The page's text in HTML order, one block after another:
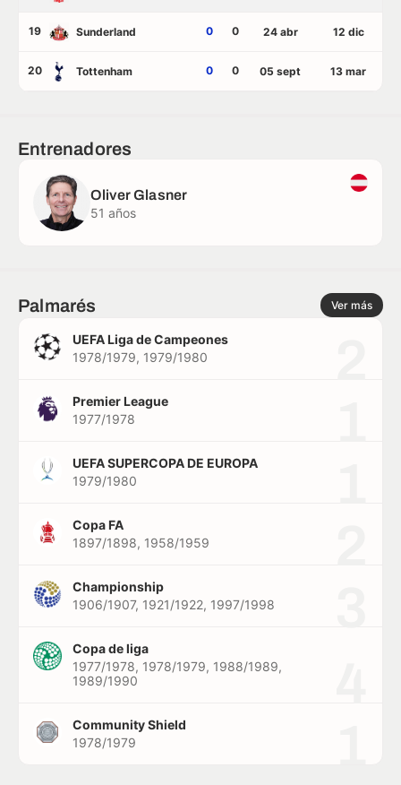
19 Sunderland 0 0 24 abr 12 dic
20 Tottenham 0 0 05 sept 13 mar
Entrenadores
Oliver Glasner
51 años
Palmarés Ver más
UEFA Liga de Campeones
1978/1979, 1979/1980
Premier League
1977/1978
UEFA SUPERCOPA DE EUROPA
1979/1980
Copa FA
1897/1898, 1958/1959
Championship
1906/1907, 1921/1922, 1997/1998
Copa de liga
1977/1978, 1978/1979, 1988/1989,
1989/1990
Community Shield
1978/1979